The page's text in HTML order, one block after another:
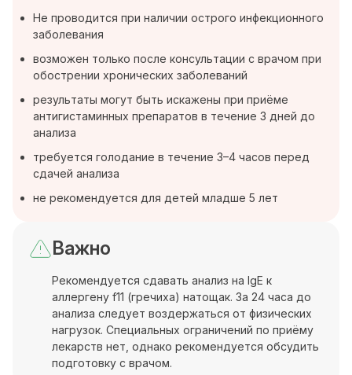
Не проводится при наличии острого инфекционного
заболевания
возможен только после консультации с врачом при
обострении хронических заболеваний
результаты могут быть искажены при приёме
антигистаминных препаратов в течение 3 дней до
анализа
требуется голодание в течение 3–4 часов перед
сдачей анализа
не рекомендуется для детей младше 5 лет
Важно
Рекомендуется сдавать анализ на IgE к
аллергену f11 (гречиха) натощак. За 24 часа до
анализа следует воздержаться от физических
нагрузок. Специальных ограничений по приёму
лекарств нет, однако рекомендуется обсудить
подготовку с врачом.